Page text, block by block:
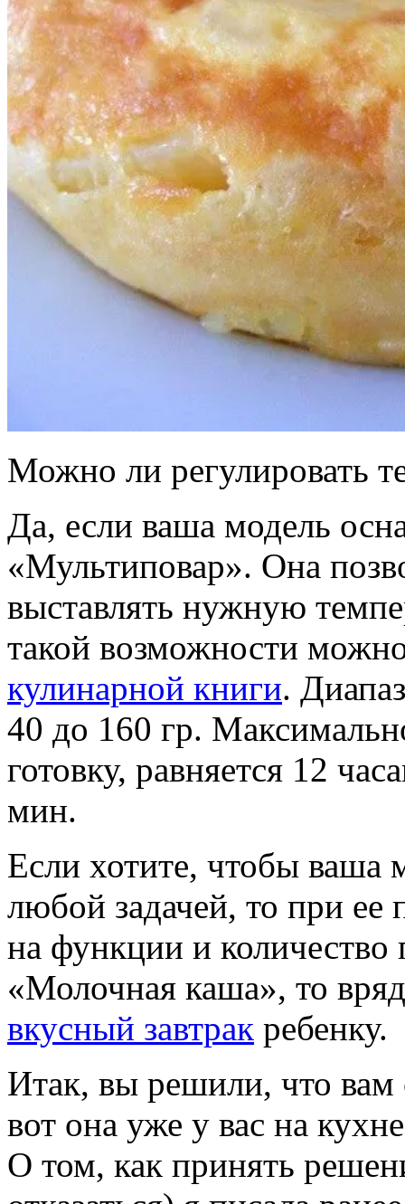
Можно ли регулировать
Да, если ваша модель
«Мультиповар». Она
выставлять нужную
такой возможности
кулинарной книги.
40 до 160 гр.
готовку, равняется 12
мин.
Если хотите, чтобы ваша
любой задачей, то при ее
на функции и
«Молочная каша», то
вкусный завтрак ребенку.
Итак, вы решили, что вам
вот она уже у вас на
О том, как принять